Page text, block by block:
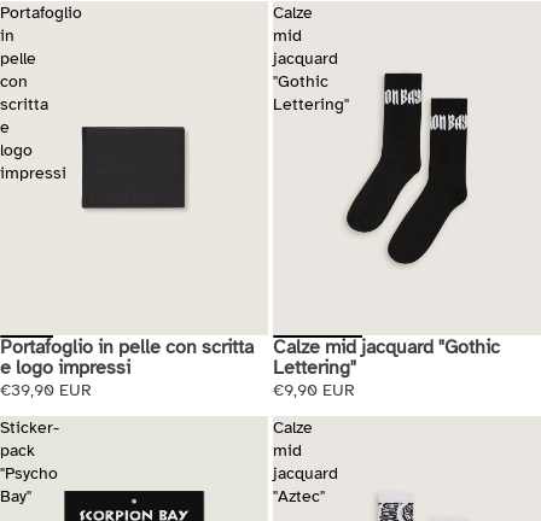
Portafoglio
in
pelle
con
scritta
e
logo
impressi
Portafoglio in pelle con scritta
e logo impressi
€39,90 EUR
Calze
mid
jacquard
"Gothic
Lettering"
Calze mid jacquard "Gothic
Lettering"
€9,90 EUR
Sticker-
pack
"Psycho
Bay"
Calze
mid
jacquard
"Aztec"